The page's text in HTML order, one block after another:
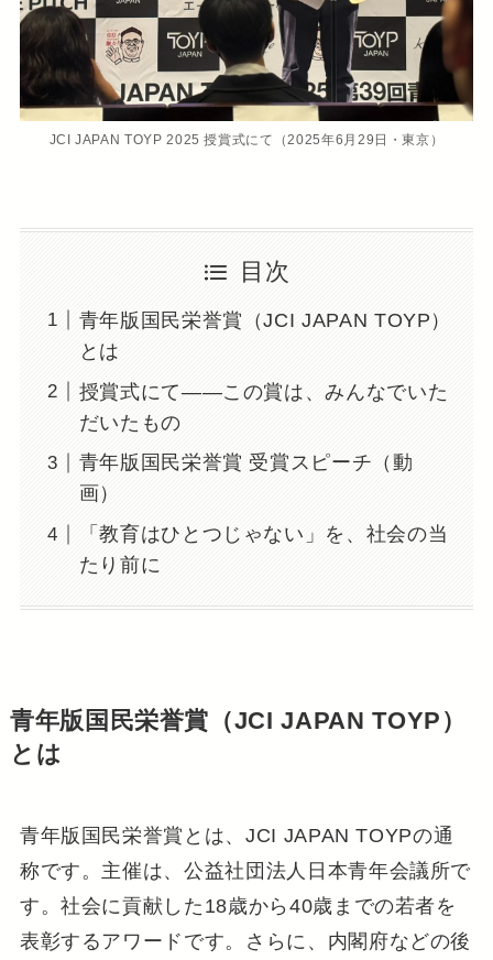
JCI JAPAN TOYP 2025 授賞式にて（2025年6月29日・東京）
目次
青年版国民栄誉賞（JCI JAPAN TOYP）
とは
授賞式にて――この賞は、みんなでいた
だいたもの
青年版国民栄誉賞 受賞スピーチ（動
画）
「教育はひとつじゃない」を、社会の当
たり前に
青年版国民栄誉賞（JCI JAPAN TOYP）
とは
青年版国民栄誉賞とは、JCI JAPAN TOYPの通
称です。主催は、公益社団法人日本青年会議所で
す。社会に貢献した18歳から40歳までの若者を
表彰するアワードです。さらに、内閣府などの後